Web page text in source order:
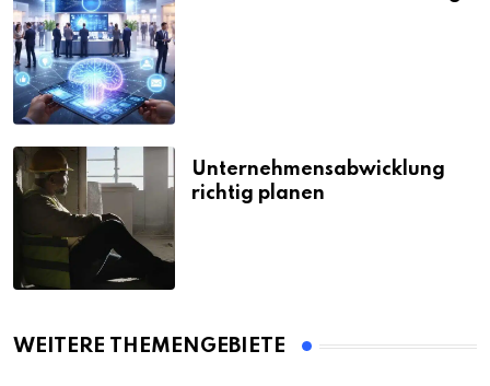
Unternehmensabwicklung
richtig planen
WEITERE THEMENGEBIETE